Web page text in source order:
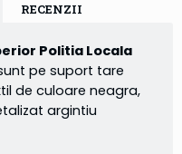
RECENZII
Politia Locala
pe suport tare
de culoare neagra,
argintiu